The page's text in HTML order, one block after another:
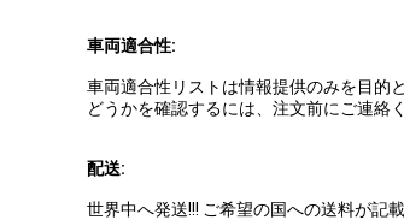
車両適合性:
車両適合性リストは情報提供のみを目的
どうかを確認するには、注文前にご連絡
配送:
世界中へ発送!!! ご希望の国への送料が記